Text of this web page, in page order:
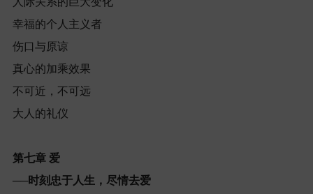
幸福的个人主义者
伤口与原谅
真心的加乘效果
不可近，不可远
大人的礼仪
第七章 爱
──时刻忠于人生，尽情去爱